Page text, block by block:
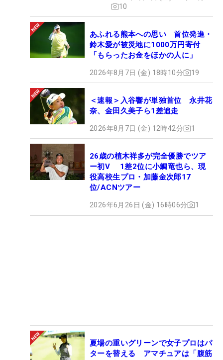
10
あふれる熊本への思い 首位発進・
鈴木愛が被災地に1000万円寄付
「もらったお金をほかの人に」
2026年8月7日 (金) 18時10分 19
＜速報＞入谷響が単独首位 永井花
奈、金田久美子ら1差追走
2026年8月7日 (金) 12時42分 1
26歳の植木祥多が完全優勝でツア
ー初V 1差2位に小鯛竜也ら、現
役高校生プロ・加藤金次郎17
位/ACNツアー
2026年6月26日 (金) 16時06分 1
夏場の重いグリーンで女子プロはパ
ターを替える アマチュアは「腹筋